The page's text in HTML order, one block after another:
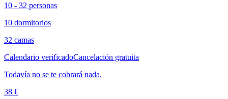
10 - 32 personas
10 dormitorios
32 camas
Calendario verificadoCancelación gratuita
Todavía no se te cobrará nada.
38 €